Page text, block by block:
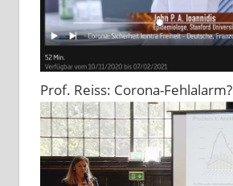
Prof. Reiss: Corona-Fehlalarm?